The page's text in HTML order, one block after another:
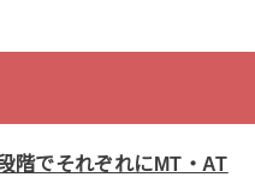
階でそれぞれにMT・AT